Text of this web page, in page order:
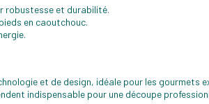
robustesse et durabilité.
en caoutchouc.
et de design, idéale pour les
indispensable pour une découpe